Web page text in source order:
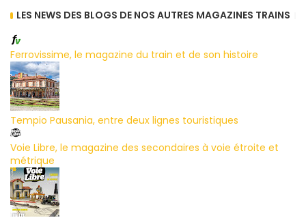
LES NEWS DES BLOGS DE NOS AUTRES MAGAZINES TRAINS
Ferrovissime, le magazine du train et de son histoire
Tempio Pausania, entre deux lignes touristiques
Voie Libre, le magazine des secondaires à voie étroite et
métrique